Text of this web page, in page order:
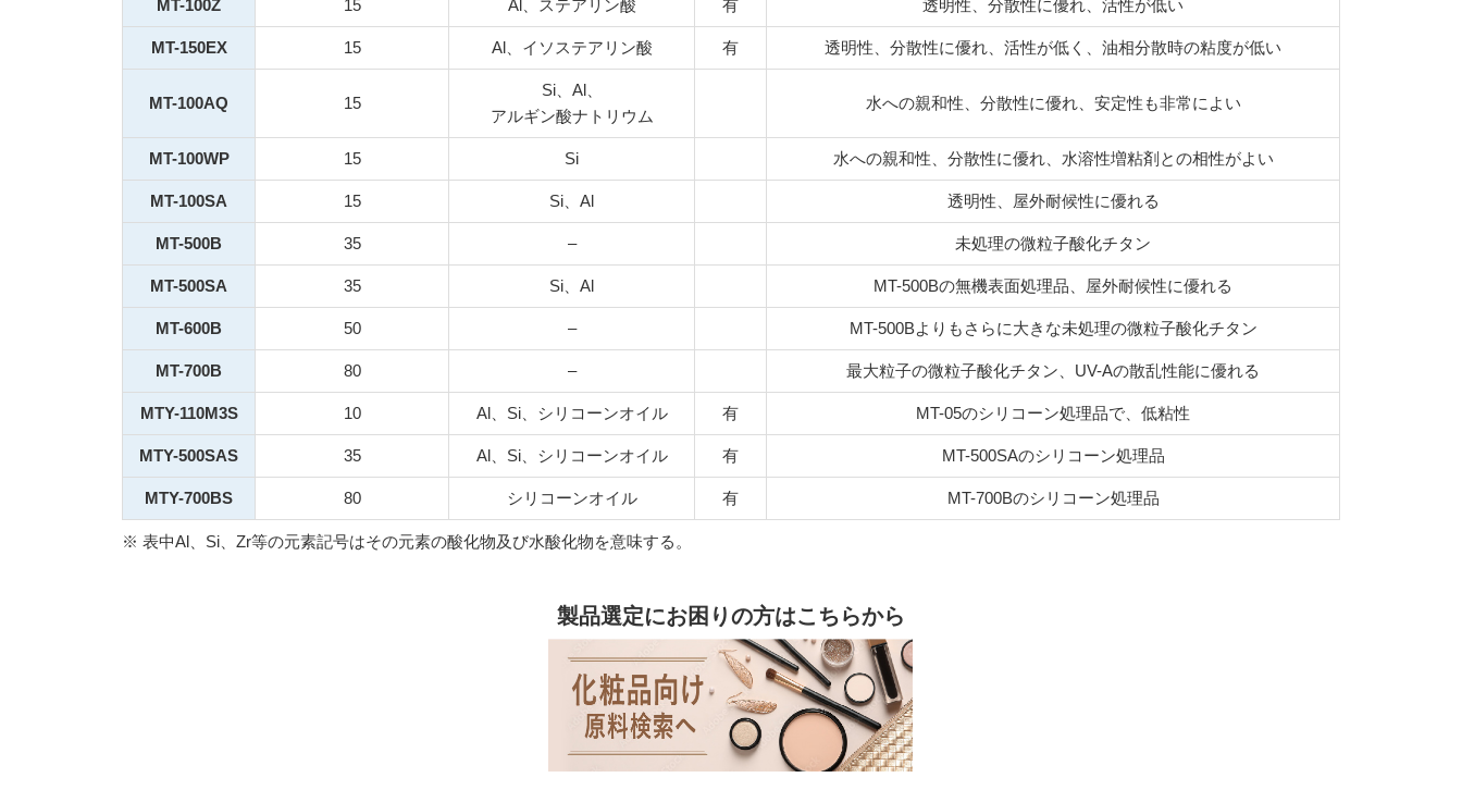
MT-100Z 15 Al、ステアリン酸 有 透明性、分散性に優れ、活性が低い
MT-150EX 15 Al、イソステアリン酸 有 透明性、分散性に優れ、活性が低く、油相分散時の粘度が低い
MT-100AQ 15
Si、Al、
アルギン酸ナトリウム
水への親和性、分散性に優れ、安定性も非常によい
MT-100WP 15 Si 水への親和性、分散性に優れ、水溶性増粘剤との相性がよい
MT-100SA 15 Si、Al 透明性、屋外耐候性に優れる
MT-500B 35 – 未処理の微粒子酸化チタン
MT-500SA 35 Si、Al MT-500Bの無機表面処理品、屋外耐候性に優れる
MT-600B 50 – MT-500Bよりもさらに大きな未処理の微粒子酸化チタン
MT-700B 80 – 最大粒子の微粒子酸化チタン、UV-Aの散乱性能に優れる
MTY-110M3S 10 Al、Si、シリコーンオイル 有 MT-05のシリコーン処理品で、低粘性
MTY-500SAS 35 Al、Si、シリコーンオイル 有 MT-500SAのシリコーン処理品
MTY-700BS 80 シリコーンオイル 有 MT-700Bのシリコーン処理品
※ 表中Al、Si、Zr等の元素記号はその元素の酸化物及び水酸化物を意味する。
製品選定にお困りの方はこちらから